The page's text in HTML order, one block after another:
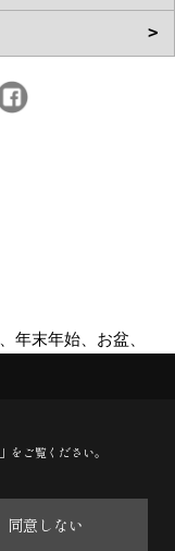
年末年始、お盆、
All Rights Reserved.
」をご覧ください。
同意しない